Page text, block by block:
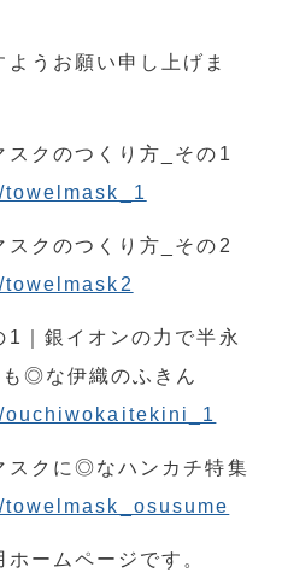
うお願い申し上げま
スクのつくり方_その1
スクのつくり方_その2
1｜銀イオンの力で半永
◎な伊織のふきん
スクに◎なハンカチ特集
ームページです。